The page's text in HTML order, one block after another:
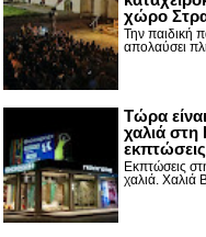
χώρο
Την παιδική
απολαύσει
Τώρα
χαλιά
εκπτώσεις
Εκπτώσεις
χαλιά. Χαλιά